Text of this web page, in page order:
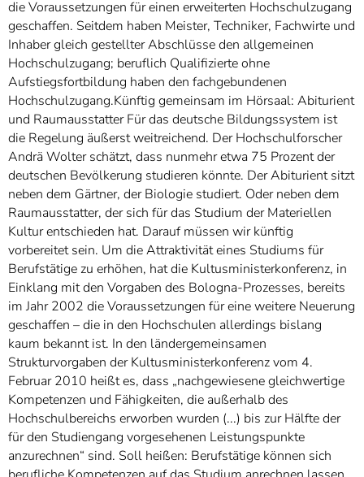
die Voraussetzungen für einen erweiterten Hochschulzugang
geschaffen. Seitdem haben Meister, Techniker, Fachwirte und
Inhaber gleich gestellter Abschlüsse den allgemeinen
Hochschulzugang; beruflich Qualifizierte ohne
Aufstiegsfortbildung haben den fachgebundenen
Hochschulzugang.Künftig gemeinsam im Hörsaal: Abiturient
und Raumausstatter Für das deutsche Bildungssystem ist
die Regelung äußerst weitreichend. Der Hochschulforscher
Andrä Wolter schätzt, dass nunmehr etwa 75 Prozent der
deutschen Bevölkerung studieren könnte. Der Abiturient sitzt
neben dem Gärtner, der Biologie studiert. Oder neben dem
Raumausstatter, der sich für das Studium der Materiellen
Kultur entschieden hat. Darauf müssen wir künftig
vorbereitet sein. Um die Attraktivität eines Studiums für
Berufstätige zu erhöhen, hat die Kultusministerkonferenz, in
Einklang mit den Vorgaben des Bologna-Prozesses, bereits
im Jahr 2002 die Voraussetzungen für eine weitere Neuerung
geschaffen – die in den Hochschulen allerdings bislang
kaum bekannt ist. In den ländergemeinsamen
Strukturvorgaben der Kultusministerkonferenz vom 4.
Februar 2010 heißt es, dass „nachgewiesene gleichwertige
Kompetenzen und Fähigkeiten, die außerhalb des
Hochschulbereichs erworben wurden (...) bis zur Hälfte der
für den Studiengang vorgesehenen Leistungspunkte
anzurechnen“ sind. Soll heißen: Berufstätige können sich